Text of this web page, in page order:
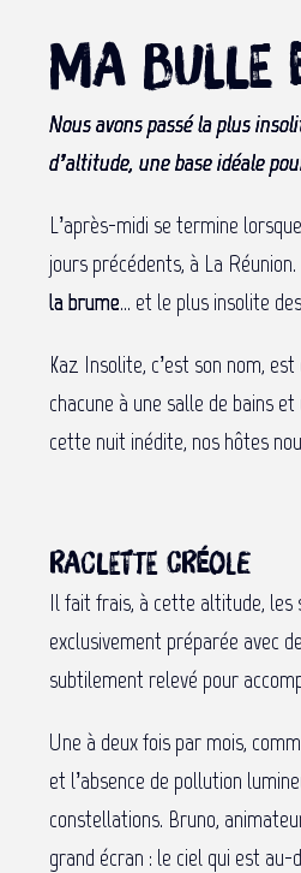
Ma bulle
Nous avons passé la plus
d’altitude, une base idéale
L’après-midi se termine
jours précédents, à La
la brume… et le plus insolite
Kaz Insolite, c’est son nom,
chacune à une salle de bains
cette nuit inédite, nos hôtes
Raclette créole
Il fait frais, à cette altitude, les
exclusivement préparée avec
subtilement relevé pour
Une à deux fois par mois,
et l’absence de pollution
constellations. Bruno,
grand écran : le ciel qui est